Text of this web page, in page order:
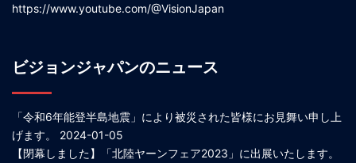
https://www.youtube.com/@VisionJapan
ビジョンジャパンのニュース
「令和6年能登半島地震」により被災された皆様にお見舞い申し上
げます。
2024-01-05
【閉幕しました】「北陸ヤーンフェア2023」に出展いたします。